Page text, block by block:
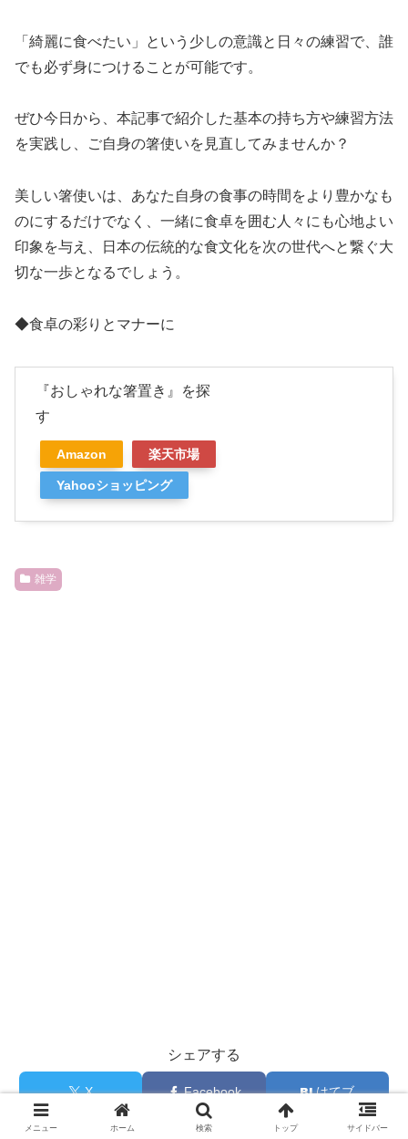
「綺麗に食べたい」という少しの意識と日々の練習で、誰
でも必ず身につけることが可能です。
ぜひ今日から、本記事で紹介した基本の持ち方や練習方法
を実践し、ご自身の箸使いを見直してみませんか？
美しい箸使いは、あなた自身の食事の時間をより豊かなも
のにするだけでなく、一緒に食卓を囲む人々にも心地よい
印象を与え、日本の伝統的な食文化を次の世代へと繋ぐ大
切な一歩となるでしょう。
◆食卓の彩りとマナーに
『おしゃれな箸置き』を探
す
Amazon 楽天市場
Yahooショッピング
雑学
シェアする
X Facebook はてブ
Pinterest コピー
メニュー ホーム 検索 トップ サイドバー